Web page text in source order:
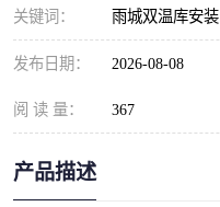
关键词： 雨城双温库安装
发布日期： 2026-08-08
阅 读 量： 367
产品描述